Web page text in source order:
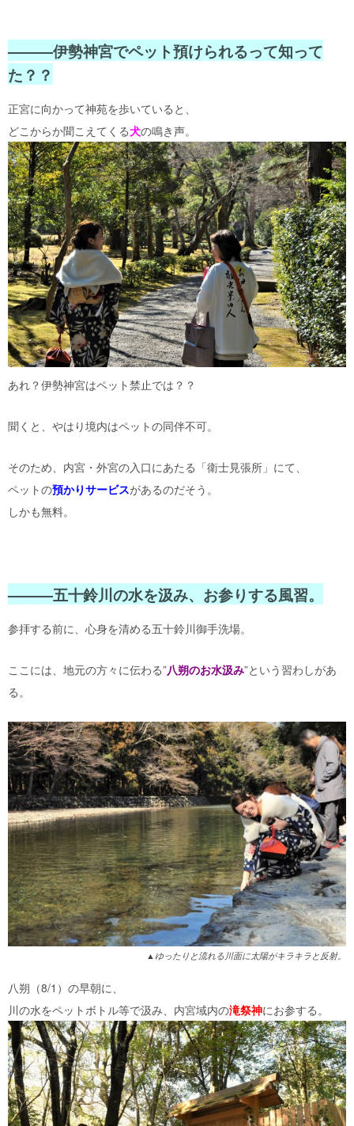
———伊勢神宮でペット預けられるって知って
た？？
正宮に向かって神苑を歩いていると、
どこからか聞こえてくる犬の鳴き声。
あれ？伊勢神宮はペット禁止では？？
聞くと、やはり境内はペットの同伴不可。
そのため、内宮・外宮の入口にあたる「衛士見張所」にて、
ペットの預かりサービスがあるのだそう。
しかも無料。
———五十鈴川の水を汲み、 お参りする風習。
参拝する前に、心身を清める五十鈴川御手洗場。
ここには、地元の方々に伝わる”八朔のお水汲み”という習わしがあ
る。
▲ゆったりと流れる川面に太陽がキラキラと反射。
八朔（8/1）の早朝に、
川の水をペットボトル等で汲み、内宮域内の滝祭神にお参する。